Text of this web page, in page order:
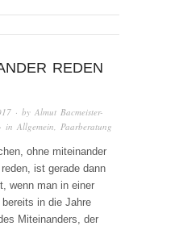
REDEN
· byAlmut Bacmeister-
· inAllgemein Paarberatung
ohne miteinander
ist gerade dann
wenn man in einer
in die Jahre
Miteinanders, der